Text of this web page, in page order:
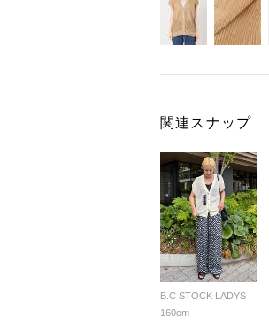
関連スナップ
B.C STOCK LADYS
160cm